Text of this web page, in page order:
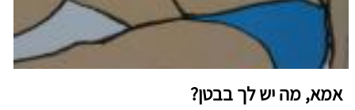
אמא, מה יש לך בבטן?